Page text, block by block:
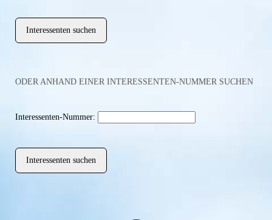
ODER ANHAND EINER INTERESSENTEN-NUMMER SUCHEN
Interessenten-Nummer: